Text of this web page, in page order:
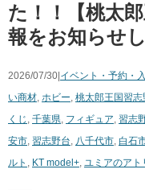
た！！【桃太
報をお知らせし
2026/07/30| イベント・予約・
い商材, ホビー, 桃太郎王国習
くじ , 千葉県, フィギュア, 習志
安市, 習志野台, 八千代市, 白石
ルト , KT model+, ユミアのアト